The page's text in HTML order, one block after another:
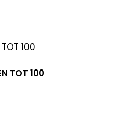
TOT 100